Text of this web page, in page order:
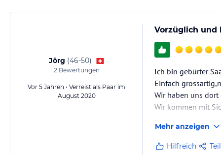
Jörg (46-50)
2Bewertungen
Vor 5 Jahren • Verreist als Paar im
August 2020
Vorzüglich und
Ich bin gebürter
Einfach
Wir haben uns
Wir kommen mit
Mehr anzeigen
Hilfreich